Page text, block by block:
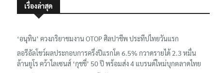
เรื่องล่าสุด
‘อนุทิน’ ควงภริยาชมงาน OTOP ศิลปาชีพ ประทีปไทยวันแรก
ลอรีอัลโชว์ผลประกอบการครึ่งปีแรกโต 6.5% กวาดรายได้ 2.3 หมื่น
ล้านยูโร คว้าไลเซนส์ ‘กุชชี่’ 50 ปี พร้อมส่ง 4 แบรนด์ใหม่บุกตลาดไทย